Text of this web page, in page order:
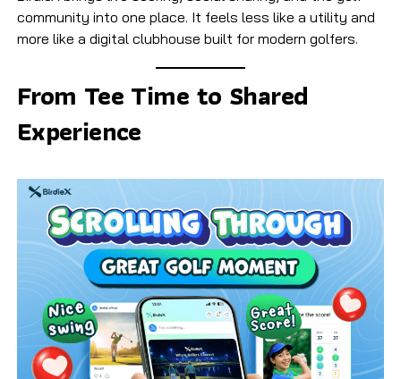
community into one place. It feels less like a utility and
more like a digital clubhouse built for modern golfers.
From Tee Time to Shared
Experience